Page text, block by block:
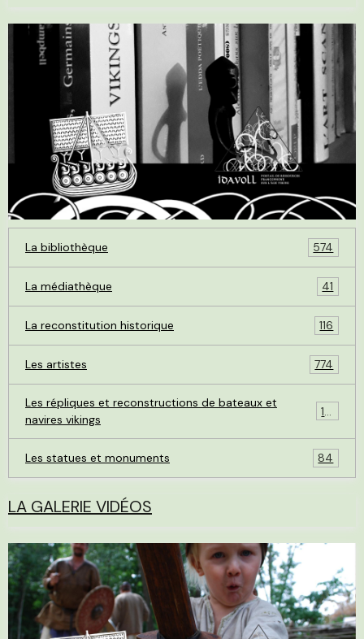
La bibliothèque 574
La médiathèque 41
La reconstitution historique 116
Les artistes 774
Les répliques et reconstructions de bateaux et
navires vikings
Les statues et monuments 84
LA GALERIE VIDÉOS